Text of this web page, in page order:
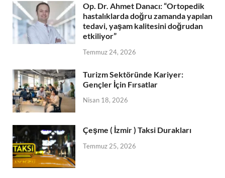
Op. Dr. Ahmet Danacı: “Ortopedik
hastalıklarda doğru zamanda yapılan
tedavi, yaşam kalitesini doğrudan
etkiliyor”
Temmuz 24, 2026
Turizm Sektöründe Kariyer:
Gençler İçin Fırsatlar
Nisan 18, 2026
Çeşme ( İzmir ) Taksi Durakları
Temmuz 25, 2026